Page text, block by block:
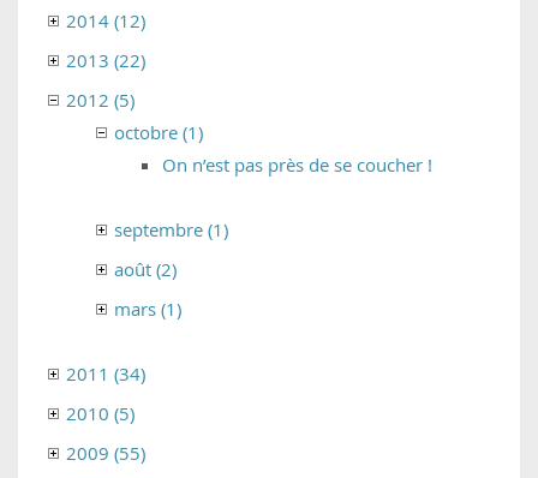
2014 (12)
2013 (22)
2012 (5)
octobre (1)
On n’est pas près de se coucher !
septembre (1)
août (2)
mars (1)
2011 (34)
2010 (5)
2009 (55)